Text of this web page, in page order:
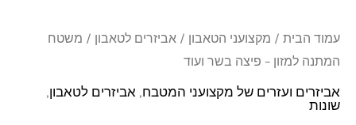
עמוד הבית / מקצועני הטאבון / אביזרים לטאבון / משטח
המתנה למזון – פיצה בשר ועוד
אביזרים ועזרים של מקצועני המטבח, אביזרים לטאבון,
שונות